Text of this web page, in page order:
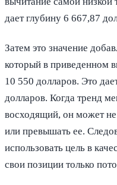
дает глубину 6 667,87
Затем это значение
который в приведенном
10 550 долларов. Это
долларов. Когда тренд
восходящий, он может не
или превышать ее.
использовать цель в
свои позиции только